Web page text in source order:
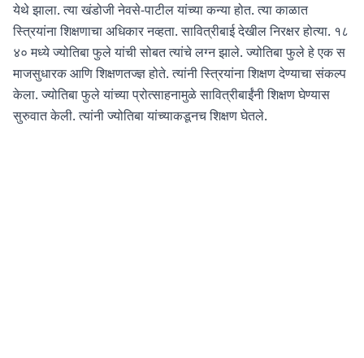
येथे झाला. त्या खंडोजी नेवसे-पाटील यांच्या कन्या होत. त्या काळात
स्त्रियांना शिक्षणाचा अधिकार नव्हता. सावित्रीबाई देखील निरक्षर होत्या. १८
४० मध्ये ज्योतिबा फुले यांची सोबत त्यांचे लग्न झाले. ज्योतिबा फुले हे एक स
माजसुधारक आणि शिक्षणतज्ज्ञ होते. त्यांनी स्त्रियांना शिक्षण देण्याचा संकल्प
केला. ज्योतिबा फुले यांच्या प्रोत्साहनामुळे सावित्रीबाईंनी शिक्षण घेण्यास
सुरुवात केली. त्यांनी ज्योतिबा यांच्याकडूनच शिक्षण घेतले.